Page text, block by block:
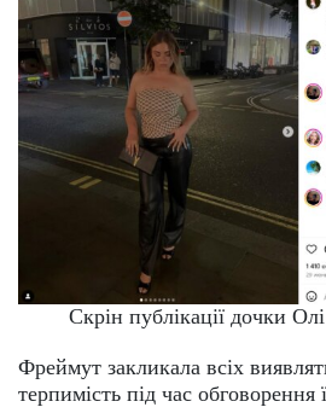
Скрін публікації дочки
Фреймут закликала всіх
терпимість під час обговорення